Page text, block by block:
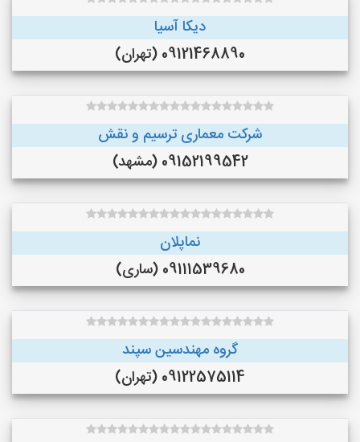
دیکا آسیا
09121468890 (تهران)
شرکت معماری ترسیم و نقش
09152199542 (مشهد)
نماپلان
09111539680 (ساری)
گروه مهندسین سپند
09122575114 (تهران)